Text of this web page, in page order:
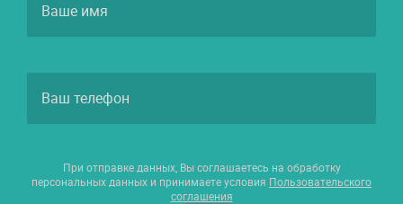
При отправке данных, Вы соглашаетесь на обработку
персональных данных и принимаете условия Пользовательского
соглашения